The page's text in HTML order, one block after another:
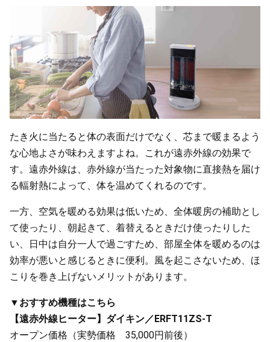
たき火に当たると体の表面だけでなく、芯まで暖まるよう
な心地よさが味わえますよね。これが遠赤外線の効果で
す。遠赤外線は、赤外線が当たった対象物に直接熱を届け
る輻射熱によって、体を温めてくれるのです。
一方、空気を暖める効果は低いため、全体暖房の補助とし
て使ったり、朝起きて、着替えるときだけ使ったりした
い、日中は自分一人で過ごすため、部屋全体を暖めるのは
効率が悪いと感じるときに便利。風を起こさないため、ほ
こりを巻き上げないメリットがあります。
▼おすすめ機種はこちら
【遠赤外線ヒーター】ダイキン／ERFT11ZS-T
オープン価格（実勢価格 35,000円前後）